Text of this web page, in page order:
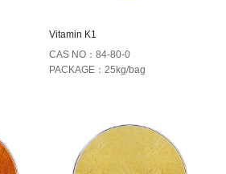
Vitamin K1
CAS NO：84-80-0
PACKAGE：25kg/bag